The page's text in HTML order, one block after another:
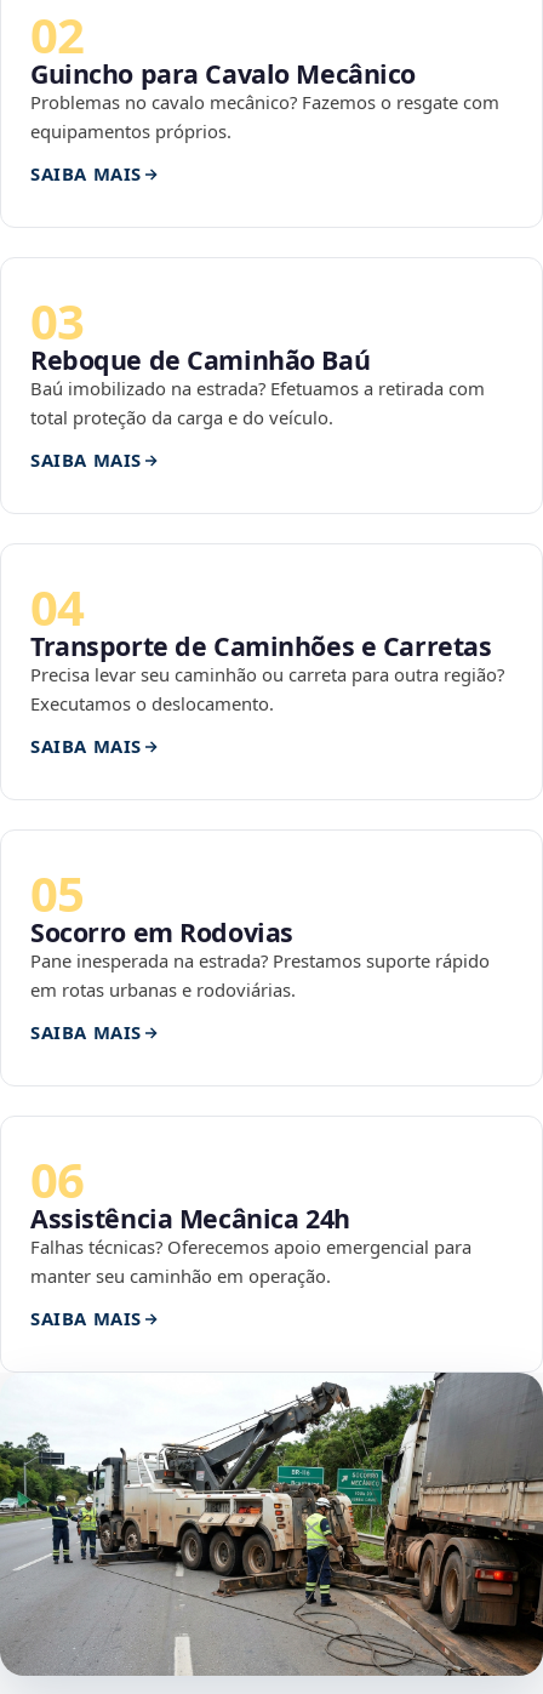
02
Guincho para Cavalo Mecânico
Problemas no cavalo mecânico? Fazemos o resgate com
equipamentos próprios.
SAIBA MAIS
03
Reboque de Caminhão Baú
Baú imobilizado na estrada? Efetuamos a retirada com
total proteção da carga e do veículo.
SAIBA MAIS
04
Transporte de Caminhões e Carretas
Precisa levar seu caminhão ou carreta para outra região?
Executamos o deslocamento.
SAIBA MAIS
05
Socorro em Rodovias
Pane inesperada na estrada? Prestamos suporte rápido
em rotas urbanas e rodoviárias.
SAIBA MAIS
06
Assistência Mecânica 24h
Falhas técnicas? Oferecemos apoio emergencial para
manter seu caminhão em operação.
SAIBA MAIS